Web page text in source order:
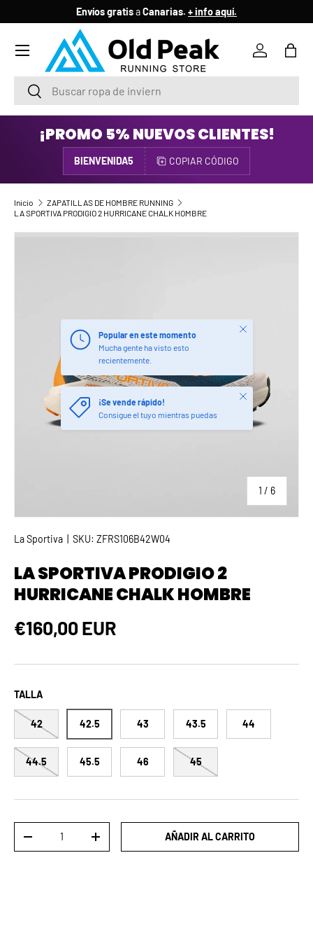
IR AL CONTENIDO
Envíos gratisaCanarias. + info aquí.
BuscarBuscar
Iniciar
Menú
¡PROMO 5% NUEVOS CLIENTES!
BIENVENIDA5 COPIAR CÓDIGO
Inicio
ZAPATILLAS DE HOMBRE RUNNING
LA SPORTIVA PRODIGIO 2 HURRICANE CHALK HOMBRE
1 / de
6
Popular en este momento
Mucha gente ha visto esto
recientemente.
Cerrar
¡Se vende rápido!
Consigue el tuyo mientras puedas
Cerrar
La Sportiva SKU: ZFRS106B42W04
LA SPORTIVA PRODIGIO 2
HURRICANE CHALK HOMBRE
Precio normal
€160,00 EUR
TALLA
42 42.5 43 43.5 44
44.5 45.5 46 45
DISMINUIR CANTIDADAUMENTAR LA CANTIDADAÑADIR AL CARRITO